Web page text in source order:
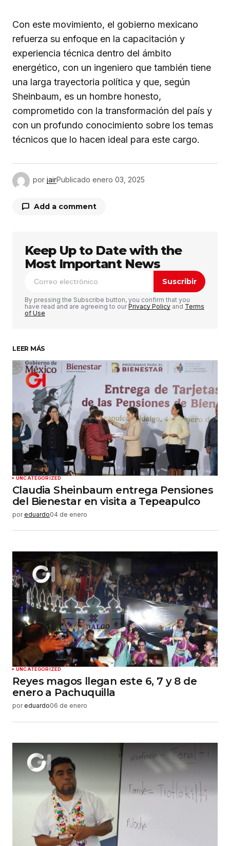
Con este movimiento, el gobierno mexicano
refuerza su enfoque en la capacitación y
experiencia técnica dentro del ámbito
energético, con un ingeniero que también tiene
una larga trayectoria política y que, según
Sheinbaum, es un hombre honesto,
comprometido con la transformación del país y
con un profundo conocimiento sobre los temas
técnicos que lo hacen ideal para este cargo.
por jairPublicado enero 03, 2025
Add a comment
Tu dirección de correo electrónico no será
publicada. Los campos obligatorios están
marcados con*
Comentario *
Su nombre*
Tu correo electrónico*
Guardar mi nombre, correo electrónico y sitio
web en este navegador para la próxima vez que
haga un comentario.
Enviar comentario
Keep Up to Date with the
Most Important News
Suscribir
By pressing the Subscribe button, you confirm that you
have read and are agreeing to ourPrivacy Policy and Terms
of Use
LEER MÁS
UNCATEGORIZED
Claudia Sheinbaum entrega Pensiones
del Bienestar en visita a Tepeapulco
por eduardo04 de enero
UNCATEGORIZED
Reyes magos llegan este 6, 7 y 8 de
enero a Pachuquilla
por eduardo06 de enero